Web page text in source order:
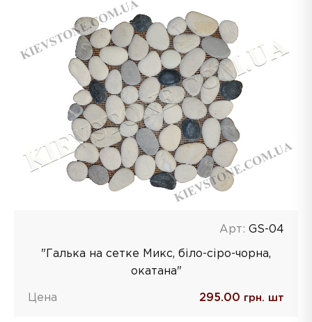
Арт: GS-04
"Галька на сетке Микс, біло-сіро-чорна,
окатана"
Цена 295.00 грн. шт